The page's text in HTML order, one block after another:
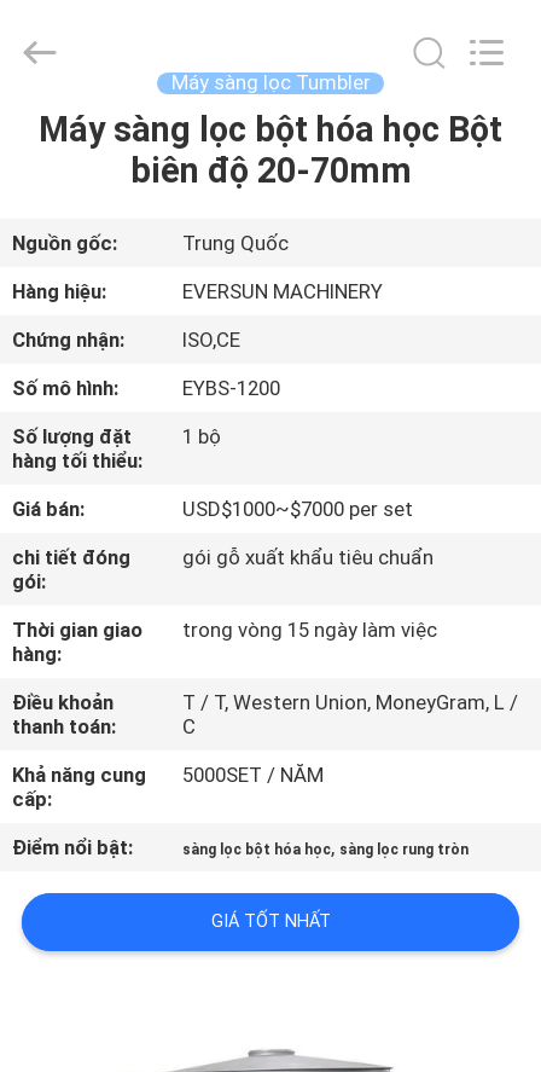
NHÀ
SẢN
PHẨM
DẪN
VR
VỀ
CHÚNG
THAM
QUAN
NHÀ
MÁY
KIỂM
SOÁT
CHẤT
Machinery
(Henan)
Reserved.
Máy sàng lọc Tumbler
Máy sàng lọc bột hóa học Bột
biên độ 20-70mm
Nguồn gốc:
Trung Quốc
Hàng hiệu:
EVERSUN MACHINERY
Chứng nhận:
ISO,CE
Số mô hình:
EYBS-1200
Số lượng đặt
hàng tối thiểu:
1 bộ
Giá bán:
USD$1000~$7000 per set
chi tiết đóng
gói:
gói gỗ xuất khẩu tiêu chuẩn
Thời gian giao
hàng:
trong vòng 15 ngày làm việc
Điều khoản
thanh toán:
T / T, Western Union, MoneyGram, L /
C
Khả năng cung
cấp:
5000SET / NĂM
Điểm nổi bật: sàng lọc bột hóa học, sàng lọc rung tròn
GIÁ TỐT NHẤT